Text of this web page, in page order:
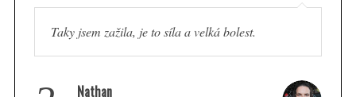
Taky jsem zažila, je to síla a velká bolest.
Nathan